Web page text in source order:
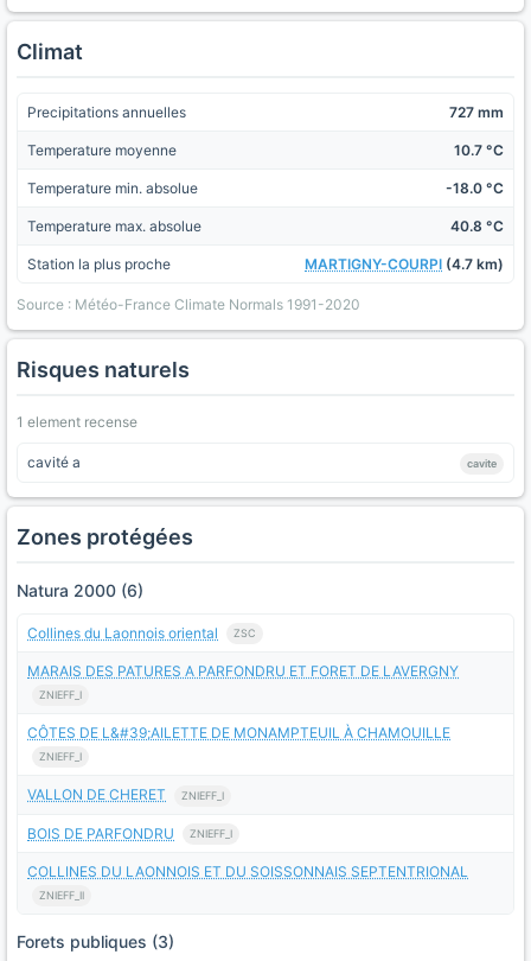
Climat
Precipitations annuelles 727 mm
Temperature moyenne 10.7 °C
Temperature min. absolue -18.0 °C
Temperature max. absolue 40.8 °C
Station la plus proche MARTIGNY-COURPI (4.7 km)
Source : Météo-France Climate Normals 1991-2020
Risques naturels
1 element recense
cavité a cavite
Zones protégées
Natura 2000 (6)
Collines du Laonnois oriental ZSC
MARAIS DES PATURES A PARFONDRU ET FORET DE LAVERGNY
ZNIEFF_I
CÔTES DE L&#39;AILETTE DE MONAMPTEUIL À CHAMOUILLE
ZNIEFF_I
VALLON DE CHERET ZNIEFF_I
BOIS DE PARFONDRU ZNIEFF_I
COLLINES DU LAONNOIS ET DU SOISSONNAIS SEPTENTRIONAL
ZNIEFF_II
Forets publiques (3)